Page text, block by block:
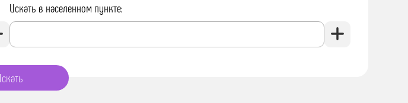
Искать в населенном пункте: